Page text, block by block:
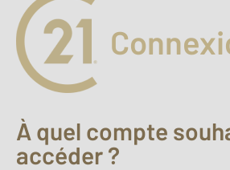
À quel compte
accéder ?